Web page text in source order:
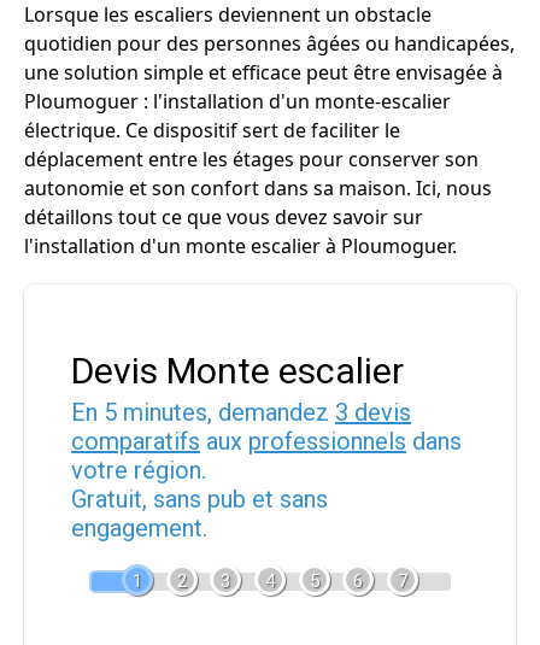
Lorsque les escaliers deviennent un obstacle
quotidien pour des personnes âgées ou handicapées,
une solution simple et efficace peut être envisagée à
Ploumoguer : l'installation d'un monte-escalier
électrique. Ce dispositif sert de faciliter le
déplacement entre les étages pour conserver son
autonomie et son confort dans sa maison. Ici, nous
détaillons tout ce que vous devez savoir sur
l'installation d'un monte escalier à Ploumoguer.
Devis Monte escalier
En 5 minutes, demandez 3 devis
comparatifs aux professionnels dans
votre région.
Gratuit, sans pub et sans
engagement.
1 2 3 4 5 6 7